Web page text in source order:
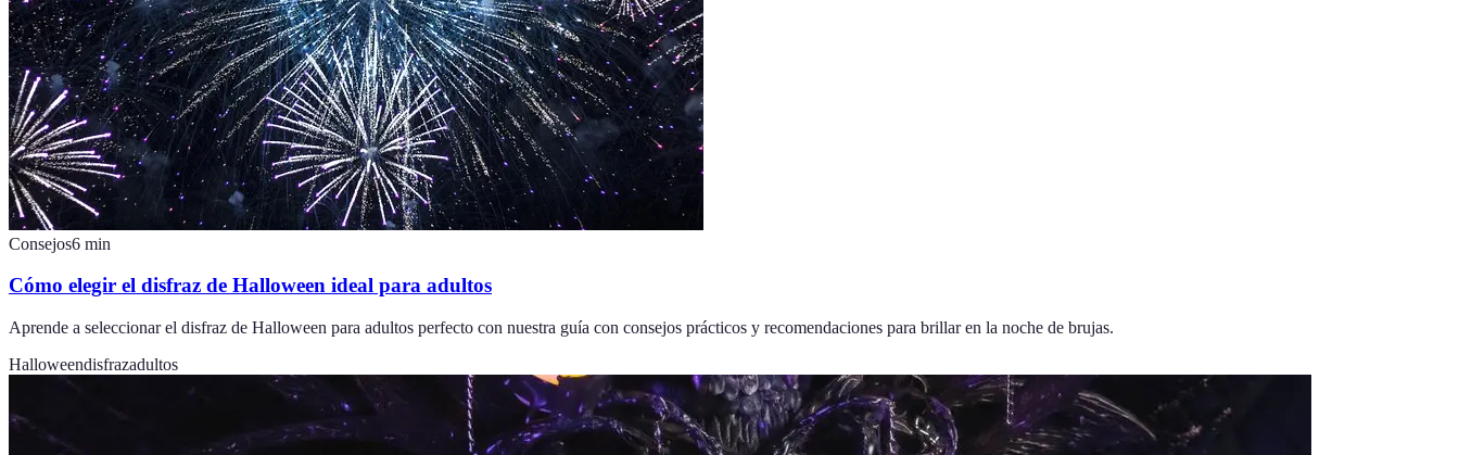
Consejos6 min
Cómo elegir el disfraz de Halloween ideal para adultos
Aprende a seleccionar el disfraz de Halloween para adultos perfecto con nuestra guía con consejos prácticos y recomendaciones para brillar en la noche de brujas.
Halloweendisfrazadultos